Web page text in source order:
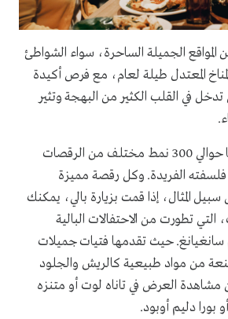
المواقع الجميلة الساحرة، سواء الشواطئ
المعتدل طيلة لعام، مع فرص أكيدة
تدخل في القلب الكثير من البهجة وتثير
كما يوجد في إندونيسيا حوالي 300 نمط مختلف من الرقصات
فلسفته الفريدة. وكل رقصة مميزة
المثال، إذا قمت بزيارة بالي، يمكنك
تطورت من الاحتفالات البالية
سانغيانغ. حيث تقدمها فتيات جميلات
من مواد طبيعية كالريش والجلود
مشاهدة العرض في تاناه لوت أو متنزه
بورا دليم أوبود.